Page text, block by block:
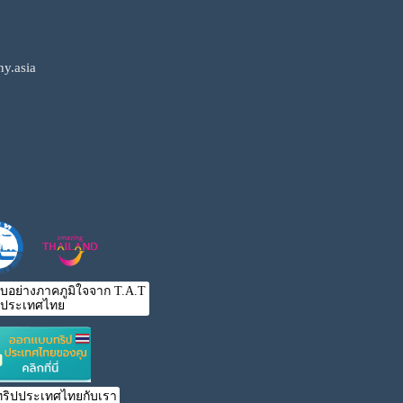
อย่างภาคภูมิใจจาก T.A.T
ประเทศไทย
ปประเทศไทยกับเรา